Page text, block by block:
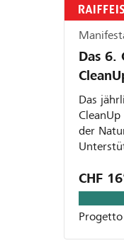
Das 6.
Das
der
CHF